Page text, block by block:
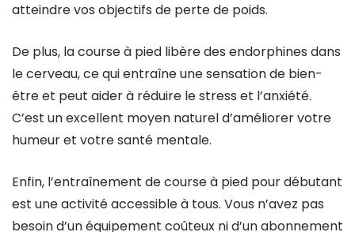
atteindre vos objectifs de perte de poids.
De plus, la course à pied libère des endorphines dans
le cerveau, ce qui entraîne une sensation de bien-
être et peut aider à réduire le stress et l’anxiété.
C’est un excellent moyen naturel d’améliorer votre
humeur et votre santé mentale.
Enfin, l’entraînement de course à pied pour débutant
est une activité accessible à tous. Vous n’avez pas
besoin d’un équipement coûteux ni d’un abonnement